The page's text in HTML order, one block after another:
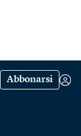
Abbonarsi